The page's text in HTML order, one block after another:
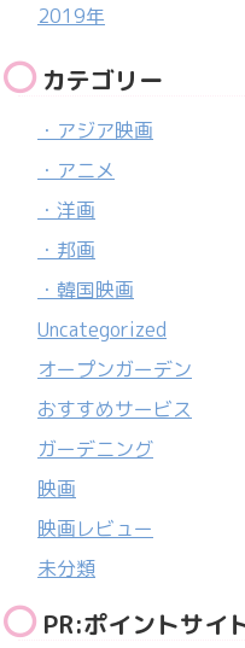
2019年
カテゴリー
・アジア映画
・アニメ
・洋画
・邦画
・韓国映画
Uncategorized
オープンガーデン
おすすめサービス
ガーデニング
映画
映画レビュー
未分類
PR:ポイントサイ